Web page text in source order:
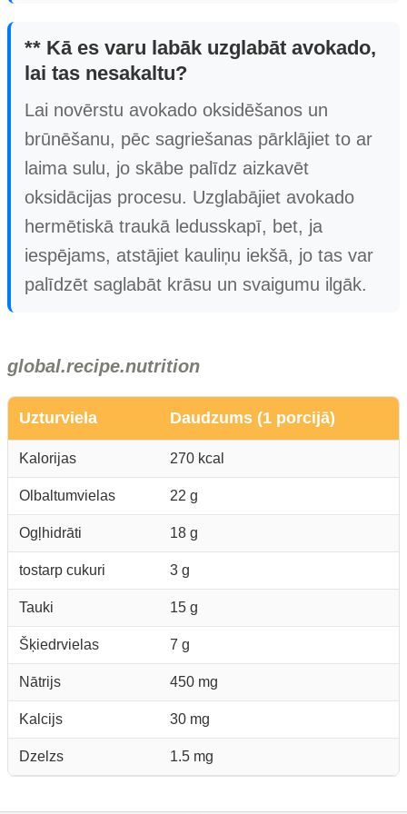
** Kā es varu labāk uzglabāt avokado,
lai tas nesakaltu?
Lai novērstu avokado oksidēšanos un
brūnēšanu, pēc sagriešanas pārklājiet to ar
laima sulu, jo skābe palīdz aizkavēt
oksidācijas procesu. Uzglabājiet avokado
hermētiskā traukā ledusskapī, bet, ja
iespējams, atstājiet kauliņu iekšā, jo tas var
palīdzēt saglabāt krāsu un svaigumu ilgāk.
global.recipe.nutrition
Uzturviela Daudzums (1 porcijā)
Kalorijas 270 kcal
Olbaltumvielas 22 g
Ogļhidrāti 18 g
tostarp cukuri 3 g
Tauki 15 g
Šķiedrvielas 7 g
Nātrijs 450 mg
Kalcijs 30 mg
Dzelzs 1.5 mg